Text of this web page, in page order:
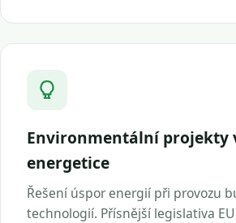
Environmentální projekty
energetice
Řešení úspor energií při provozu
technologií. Přísnější legislativa